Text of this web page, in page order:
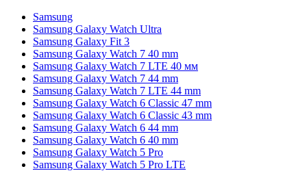
Samsung
Samsung Galaxy Watch Ultra
Samsung Galaxy Fit 3
Samsung Galaxy Watch 7 40 mm
Samsung Galaxy Watch 7 LTE 40 мм
Samsung Galaxy Watch 7 44 mm
Samsung Galaxy Watch 7 LTE 44 mm
Samsung Galaxy Watch 6 Classic 47 mm
Samsung Galaxy Watch 6 Classic 43 mm
Samsung Galaxy Watch 6 44 mm
Samsung Galaxy Watch 6 40 mm
Samsung Galaxy Watch 5 Pro
Samsung Galaxy Watch 5 Pro LTE